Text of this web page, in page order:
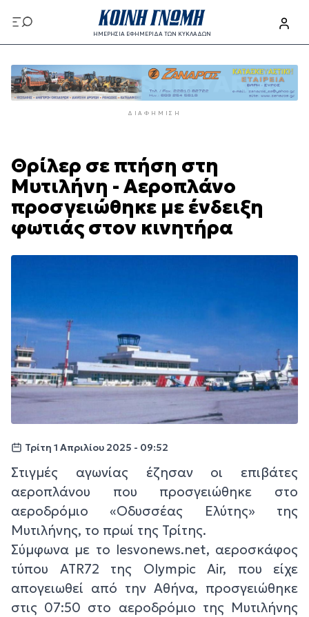
προς
το
περιεχόμενο
ΗΜΕΡΗΣΙΑ ΕΦΗΜΕΡΙΔΑ ΤΩΝ ΚΥΚΛΑΔΩΝ
προς
το
κυρίως
ΔΙΑΦΉΜΙΣΗ
Θρίλερ σε πτήση στη
Μυτιλήνη - Αεροπλάνο
προσγειώθηκε με ένδειξη
φωτιάς στον κινητήρα
Τρίτη 1 Απριλίου 2025 - 09:52
Στιγμές αγωνίας έζησαν οι επιβάτες
αεροπλάνου που προσγειώθηκε στο
αεροδρόμιο «Οδυσσέας Ελύτης» της
Μυτιλήνης, το πρωί της Τρίτης.
Σύμφωνα με το lesvonews.net, αεροσκάφος
τύπου ATR72 της Olympic Air, που είχε
απογειωθεί από την Αθήνα, προσγειώθηκε
στις 07:50 στο αεροδρόμιο της Μυτιλήνης